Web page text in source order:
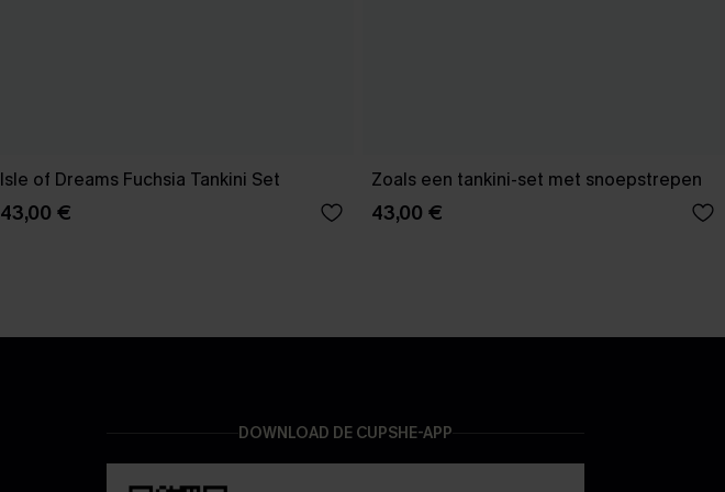
Isle of Dreams Fuchsia Tankini Set
43,00 €
Zoals een tankini-set met snoepstrepen
43,00 €
DOWNLOAD DE CUPSHE-APP